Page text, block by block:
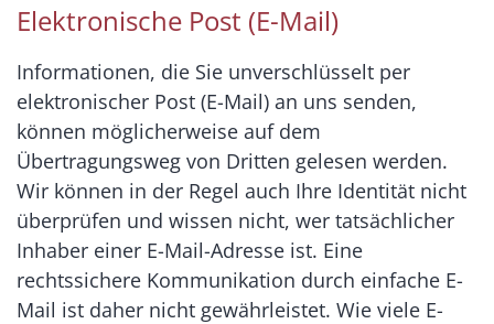
Elektronische Post (E-Mail)
Informationen, die Sie unverschlüsselt per
elektronischer Post (E-Mail) an uns senden,
können möglicherweise auf dem
Übertragungsweg von Dritten gelesen werden.
Wir können in der Regel auch Ihre Identität nicht
überprüfen und wissen nicht, wer tatsächlicher
Inhaber einer E-Mail-Adresse ist. Eine
rechtssichere Kommunikation durch einfache E-
Mail ist daher nicht gewährleistet. Wie viele E-